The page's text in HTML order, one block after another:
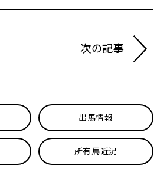
次の記事
出馬情報
所有馬近況